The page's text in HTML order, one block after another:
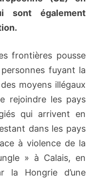
sont également
frontières pousse
fuyant la
moyens illégaux
rejoindre les pays
qui arrivent en
dans les pays
à violence de la
» à Calais, en
la Hongrie d’une